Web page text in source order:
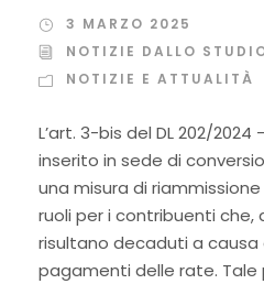
3 MARZO 2025
NOTIZIE DALLO
NOTIZIE E ATTUALITÀ
L’art. 3-bis del DL 202/
inserito in sede di
una misura di
ruoli per i contribuenti che,
risultano decaduti a causa
pagamenti delle rate. Tale